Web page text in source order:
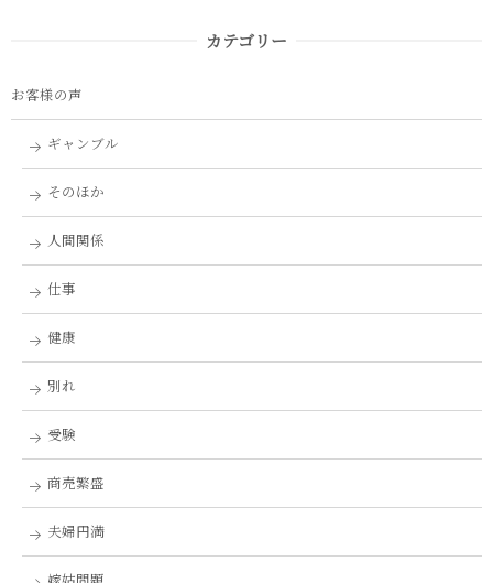
カテゴリー
お客様の声
ギャンブル
そのほか
人間関係
仕事
健康
別れ
受験
商売繁盛
夫婦円満